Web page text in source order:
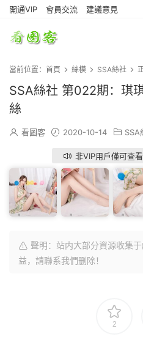
開通VIP 會員交流 建議意見
當前位置： 首頁 絲模 SSA絲社
SSA絲社 第022期：琪
絲
看圖客 2020-10-14 SSA
非VIP用戶僅可查
聲明：站内大部分資源收集
益，請聯系我們删除！
2